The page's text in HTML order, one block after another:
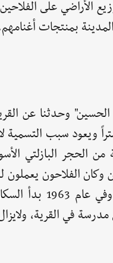
بمنتجات
وحدثنا عن
كيلومتراً، وعن "حماة" شمالاً 35
الحجر البازلتي
وكان الفلاحون
هذه الأبنية
في مدرسة في